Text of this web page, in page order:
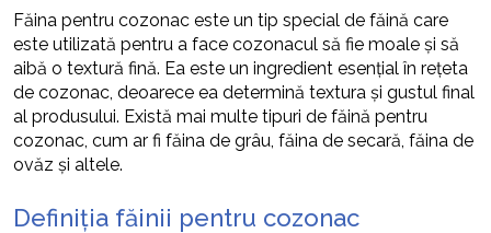
Făina pentru cozonac este un tip special de făină care
este utilizată pentru a face cozonacul să fie moale și să
aibă o textură fină. Ea este un ingredient esențial în rețeta
de cozonac, deoarece ea determină textura și gustul final
al produsului. Există mai multe tipuri de făină pentru
cozonac, cum ar fi făina de grâu, făina de secară, făina de
ovăz și altele.
Definiția făinii pentru cozonac